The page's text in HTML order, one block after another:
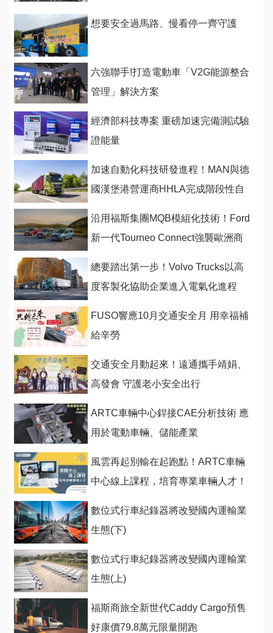
想要安全過馬路、慢看停一齊守護
六強聯手!打造電動車「V2G能源整合
管理」解決方案
經濟部科技專案 重磅加速完備測試驗
證能量
加速自動化科技研發進程！MAN與德
國漢堡港營運商HHLA完成階段性自
沿用福斯集團MQB模組化技術！Ford
新一代Tourneo Connect強襲歐洲商
總要踏出第一步！Volvo Trucks以高
度客製化協助企業進入電氣化進程
FUSO響應10月交通安全月 用幸福補
給辛勞
交通安全月動起來！遠通攜手靖娟、
高發會 守護老小安全出行
ARTC車輛中心銲接CAE分析技術 應
用於電動車輛、儲能產業
風雲再起別輸在起跑點！ARTC車輛
中心線上課程，培育專業車輛人才！
數位式行車紀錄器將改變國內運輸業
生態(下)
數位式行車紀錄器將改變國內運輸業
生態(上)
福斯商旅全新世代Caddy Cargo預售
好康價79.8萬元限量開跑